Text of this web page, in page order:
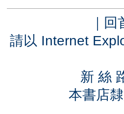
｜ 回
請以 Internet
新 絲
本書店